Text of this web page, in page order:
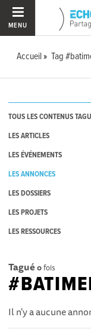
MENU
Accueil Tag
TOUS LES CONTENUS
LES ARTICLES
LES ÉVÉNEMENTS
LES ANNONCES
LES DOSSIERS
LES PROJETS
LES RESSOURCES
Tagué 0fois
Il n'y a aucune